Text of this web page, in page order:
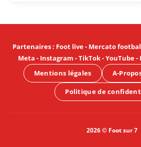
Partenaires: Foot live- Mercato
Meta - Instagram -TikTok-YouTube-
Mentions légales
A-
Politique de
2026 © Foot sur 7